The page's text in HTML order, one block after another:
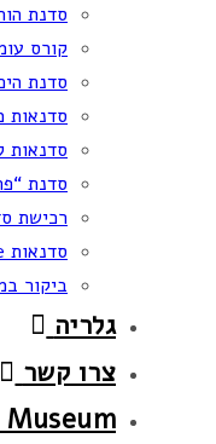
סדנת
קורס
סדנת
סדנאות
סדנאות
סדנת
רכישת
סדנאות on-line
ביקור
גלריה
צרו קשר
Museum